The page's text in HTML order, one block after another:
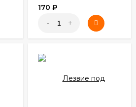
170 ₽
- +